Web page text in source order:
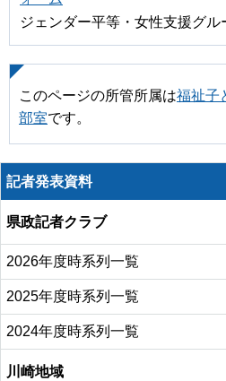
ジェンダー平等・女性支援グル
このページの所管所属は福祉子
部室です。
記者発表資料
県政記者クラブ
2026年度時系列一覧
2025年度時系列一覧
2024年度時系列一覧
川崎地域